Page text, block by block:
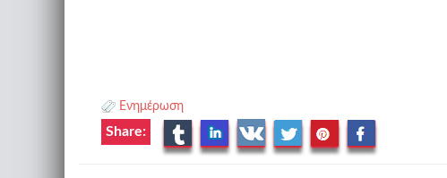
Ενημέρωση
Share: